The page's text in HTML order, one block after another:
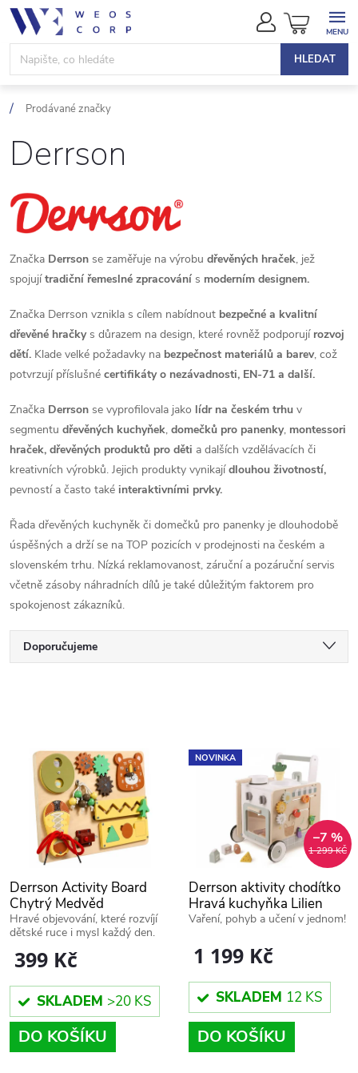
Přejít
obsah
HLEDAT
NÁKUPNÍ
KOŠÍK
Prodávané značky
Derrson
Značka Derrson se zaměřuje na výrobu dřevěných hraček, jež
spojujítradiční řemeslné zpracování s moderním designem.
Značka Derrson vznikla s cílem nabídnout bezpečné a kvalitní
dřevěné hračkys důrazem na design, které rovněž podporují rozvoj
dětí. Klade velké požadavky na bezpečnost materiálů a barev, což
potvrzují příslušné certifikáty o nezávadnosti, EN-71 a další.
Značka Derrson se vyprofilovala jako lídr na českém trhu v
segmentu dřevěných kuchyňek, domečků pro panenky, montessori
hraček, dřevěných produktů pro děti a dalších vzdělávacích či
kreativních výrobků. Jejich produkty vynikajídlouhou životností,
pevností a často také interaktivními prvky.
Řada dřevěných kuchyněk či domečků pro panenky je dlouhodobě
úspěšných a drží se na TOP pozicích v prodejnosti na českém a
slovenském trhu. Nízká reklamovanost, záruční a pozáruční servis
včetně zásoby náhradních dílů je také důležitým faktorem pro
spokojenost zákazníků.
Ř
p
r
o
d
u
Doporučujeme
Abecedně
p
r
o
d
Derrson Activity Board
Chytrý Medvěd
399 Kč
SKLADEM >20 KS
DO KOŠÍKU
Hravé objevování, které rozvíjí
dětské ruce i mysl každý den.
NOVINKA
1 299 KČ
–7 %
Derrson aktivity chodítko
Hravá kuchyňka Lilien
1 199 Kč
SKLADEM 12 KS
DO KOŠÍKU
Vaření, pohyb a učení v jednom!